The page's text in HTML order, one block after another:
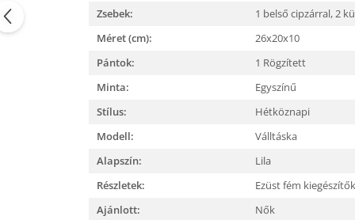
Zsebek:
1 belső cipzárral,2
Méret (cm):
26x20x10
Pántok:
1 Rögzített
Minta:
Egyszínű
Stílus:
Hétköznapi
Modell:
Válltáska
Alapszín:
Lila
Részletek:
Ezüst fém kiegészítők
Ajánlott:
Nők